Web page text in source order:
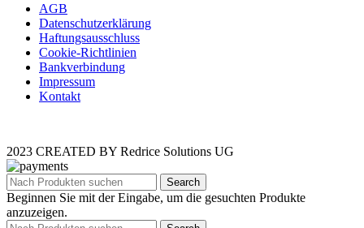
AGB
Datenschutzerklärung
Haftungsausschluss
Cookie-Richtlinien
Bankverbindung
Impressum
Kontakt
2023 CREATED BY Redrice Solutions UG
Search
Beginnen Sie mit der Eingabe, um die gesuchten Produkte
anzuzeigen.